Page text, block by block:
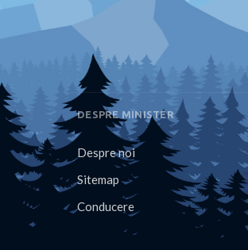
DESPRE MINISTER
Despre noi
Sitemap
Conducere